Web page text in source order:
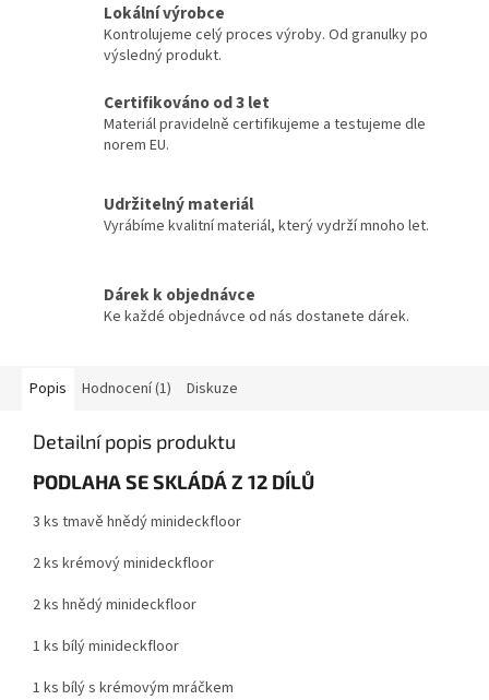
Lokální výrobce
Kontrolujeme celý proces výroby. Od granulky po
výsledný produkt.
Certifikováno od 3 let
Materiál pravidelně certifikujeme a testujeme dle
norem EU.
Udržitelný materiál
Vyrábíme kvalitní materiál, který vydrží mnoho let.
Dárek k objednávce
Ke každé objednávce od nás dostanete dárek.
Popis Hodnocení (1) Diskuze
Detailní popis produktu
PODLAHA SE SKLÁDÁ Z 12 DÍLŮ
3 ks tmavě hnědý minideckfloor
2 ks krémový minideckfloor
2 ks hnědý minideckfloor
1 ks bílý minideckfloor
1 ks bílý s krémovým mráčkem